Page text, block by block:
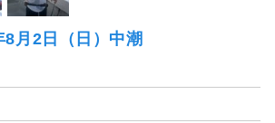
月2日（日）中潮